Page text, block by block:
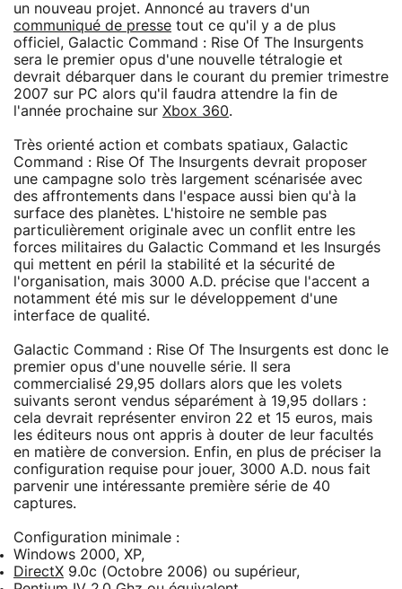
un nouveau projet. Annoncé au travers d'un
communiqué de presse tout ce qu'il y a de plus
officiel, Galactic Command : Rise Of The Insurgents
sera le premier opus d'une nouvelle tétralogie et
devrait débarquer dans le courant du premier trimestre
2007 sur PC alors qu'il faudra attendre la fin de
l'année prochaine sur Xbox 360.
Très orienté action et combats spatiaux, Galactic
Command : Rise Of The Insurgents devrait proposer
une campagne solo très largement scénarisée avec
des affrontements dans l'espace aussi bien qu'à la
surface des planètes. L'histoire ne semble pas
particulièrement originale avec un conflit entre les
forces militaires du Galactic Command et les Insurgés
qui mettent en péril la stabilité et la sécurité de
l'organisation, mais 3000 A.D. précise que l'accent a
notamment été mis sur le développement d'une
interface de qualité.
Galactic Command : Rise Of The Insurgents est donc le
premier opus d'une nouvelle série. Il sera
commercialisé 29,95 dollars alors que les volets
suivants seront vendus séparément à 19,95 dollars :
cela devrait représenter environ 22 et 15 euros, mais
les éditeurs nous ont appris à douter de leur facultés
en matière de conversion. Enfin, en plus de préciser la
configuration requise pour jouer, 3000 A.D. nous fait
parvenir une intéressante première série de 40
captures.
Configuration minimale :
Windows 2000, XP,
DirectX 9.0c (Octobre 2006) ou supérieur,